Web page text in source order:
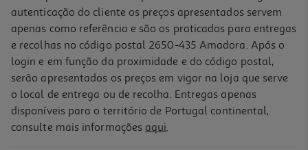
Deo Spray Intimo Vagisil Spray 250 Ml
autenticação do cliente os preços apresentados servem
apenas como referência e são os praticados para entregas
e recolhas no código postal 2650-435 Amadora. Após o
login e em função da proximidade e do código postal,
serão apresentados os preços em vigor na loja que serve
o local de entrega ou de recolha. Entregas apenas
disponíveis para o território de Portugal continental,
consulte mais informações aqui.